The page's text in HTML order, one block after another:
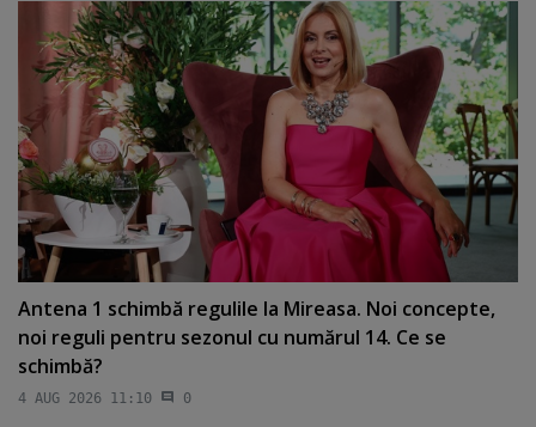
Antena 1 schimbă regulile la Mireasa. Noi concepte,
noi reguli pentru sezonul cu numărul 14. Ce se
schimbă?
4 AUG 2026 11:10 0